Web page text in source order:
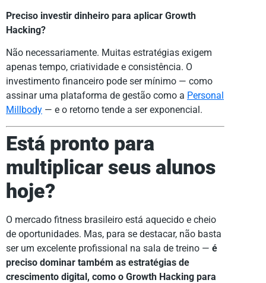
Preciso investir dinheiro para aplicar Growth
Hacking?
Não necessariamente. Muitas estratégias exigem
apenas tempo, criatividade e consistência. O
investimento financeiro pode ser mínimo — como
assinar uma plataforma de gestão como a Personal
Millbody — e o retorno tende a ser exponencial.
Está pronto para
multiplicar seus alunos
hoje?
O mercado fitness brasileiro está aquecido e cheio
de oportunidades. Mas, para se destacar, não basta
ser um excelente profissional na sala de treino — é
preciso dominar também as estratégias de
crescimento digital, como o Growth Hacking para